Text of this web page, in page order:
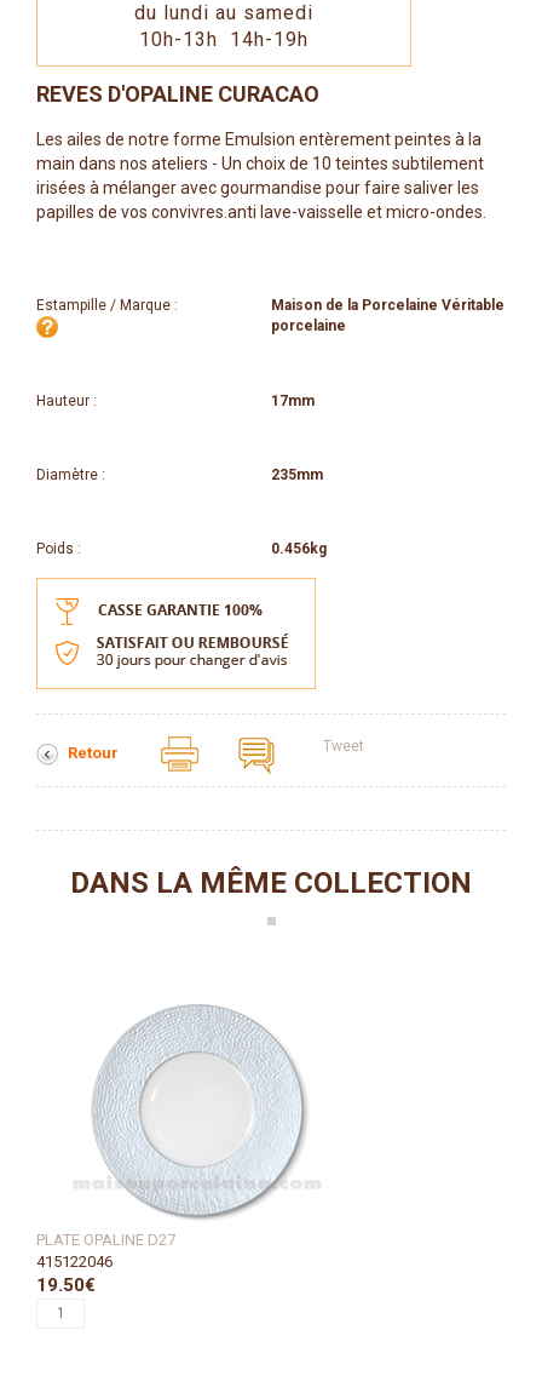
du lundi au samedi
10h-13h 14h-19h
REVES D'OPALINE CURACAO
Les ailes de notre forme Emulsion entèrement peintes à la
main dans nos ateliers - Un choix de 10 teintes subtilement
irisées à mélanger avec gourmandise pour faire saliver les
papilles de vos convivres.anti lave-vaisselle et micro-ondes.
Estampille / Marque :
Maison de la Porcelaine Véritable
porcelaine
Hauteur : 17mm
Diamètre : 235mm
Poids : 0.456kg
Retour Tweet
DANS LA MÊME COLLECTION
PLATE OPALINE D27
415122046
19.50€